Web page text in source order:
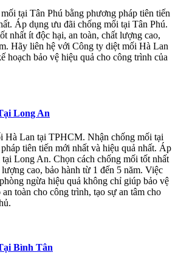
tại Tân Phú bằng phương pháp tiên tiến
Áp dụng ưu đãi chống mối tại Tân Phú.
nhất ít độc hại, an toàn, chất lượng cao,
Hãy liên hệ với Công ty diệt mối Hà Lan
hoạch bảo vệ hiệu quả cho công trình của
Long An
Hà Lan tại TPHCM. Nhận chống mối tại
tiên tiến mới nhất và hiệu quả nhất. Áp
Long An. Chọn cách chống mối tốt nhất
cao, bảo hành từ 1 đến 5 năm. Việc
ngừa hiệu quả không chỉ giúp bảo vệ
an toàn cho công trình, tạo sự an tâm cho
Bình Tân